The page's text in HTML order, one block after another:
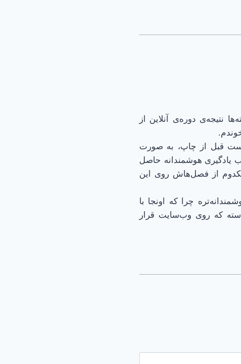
نتیجه‌ی دوره‌ی آنلاین از
نیست قبل از چاپ، به صورت
یادگیری هوشمندانه حاصل
از فصل‌هاش روی این
چرا که اونجا با
که روی وب‌سایت قرار